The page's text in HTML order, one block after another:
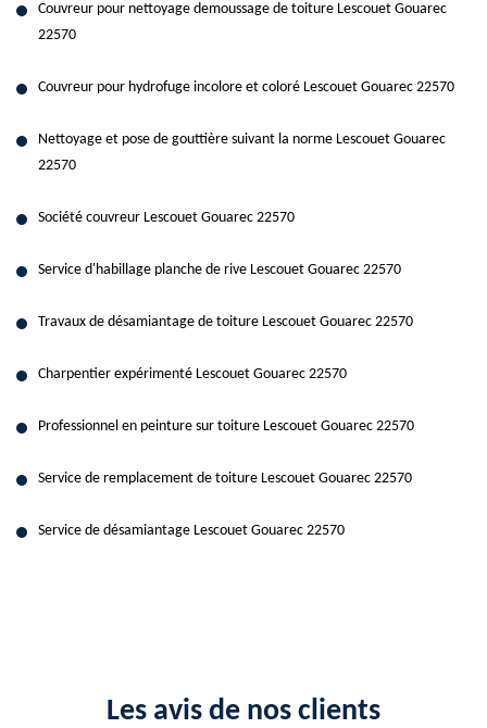
Couvreur pour nettoyage demoussage de toiture Lescouet Gouarec
22570
Couvreur pour hydrofuge incolore et coloré Lescouet Gouarec 22570
Nettoyage et pose de gouttière suivant la norme Lescouet Gouarec
22570
Société couvreur Lescouet Gouarec 22570
Service d'habillage planche de rive Lescouet Gouarec 22570
Travaux de désamiantage de toiture Lescouet Gouarec 22570
Charpentier expérimenté Lescouet Gouarec 22570
Professionnel en peinture sur toiture Lescouet Gouarec 22570
Service de remplacement de toiture Lescouet Gouarec 22570
Service de désamiantage Lescouet Gouarec 22570
Les avis de nos clients